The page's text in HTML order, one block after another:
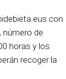
con
número de
horas y los
recoger la